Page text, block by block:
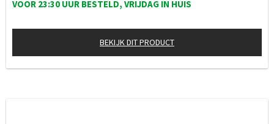
VOOR 23:30 UUR BESTELD, VRIJDAG IN HUIS
BEKIJK DIT PRODUCT